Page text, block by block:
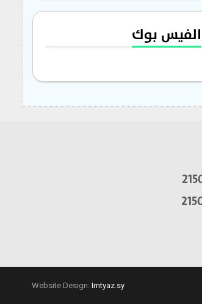
الفيس بوك
Website Design: Imtyaz.sy